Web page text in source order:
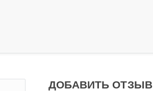
ДОБАВИТЬ ОТЗЫВ